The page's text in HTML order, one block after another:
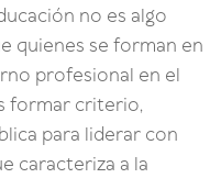
no es algo
quienes se forman en
profesional en el
formar criterio,
para liderar con
caracteriza a la